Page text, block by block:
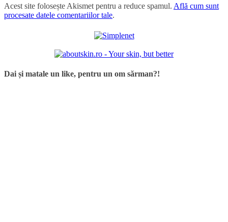
Acest site folosește Akismet pentru a reduce spamul. Află cum sunt
procesate datele comentariilor tale.
Dai și matale un like, pentru un om sărman?!